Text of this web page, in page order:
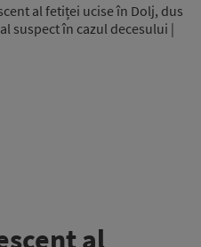
al fetiței ucise în Dolj, dus
suspect în cazul decesului |
al